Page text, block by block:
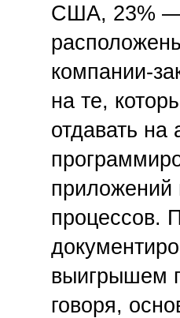
США, 23% —
компании-
на те,
отдавать
приложений
процессов.
выигрышем
говоря,